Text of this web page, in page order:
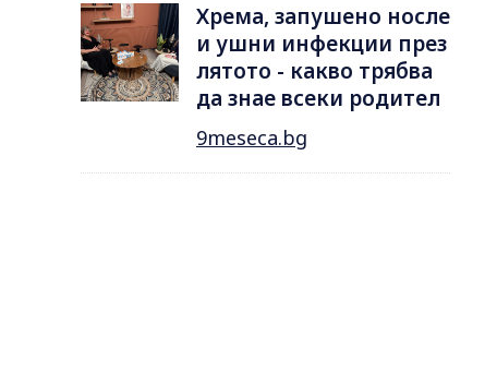
Хрема, запушено носле
и ушни инфекции през
лятотo - какво трябва
да знае всеки родител
9meseca.bg